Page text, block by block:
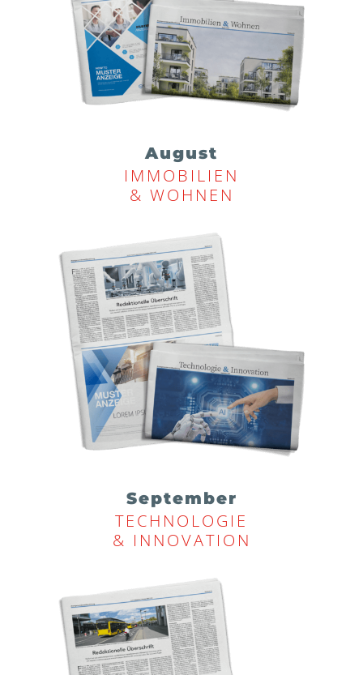
August
IMMOBILIEN
& WOHNEN
September
TECHNOLOGIE
& INNOVATION